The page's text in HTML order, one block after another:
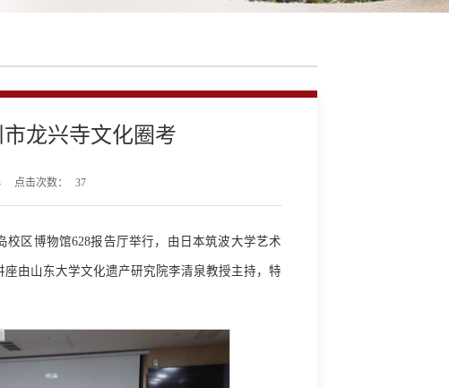
龙兴寺文化圈考
点击次数： 37
区博物馆628报告厅举行，由日本筑波大学艺术
由山东大学文化遗产研究院李清泉教授主持，特